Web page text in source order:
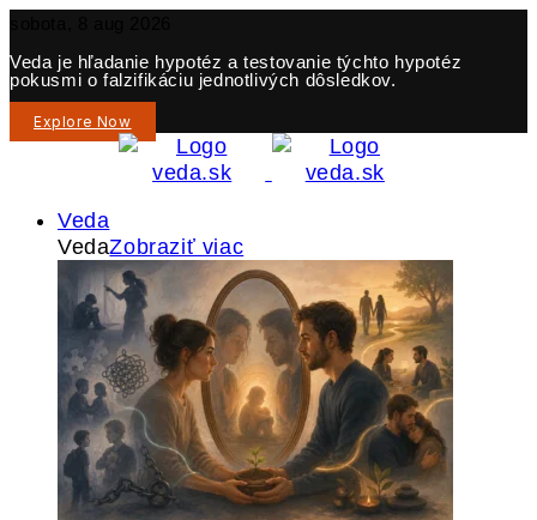
Veda je hľadanie hypotéz a testovanie týchto hypotéz
pokusmi o falzifikáciu jednotlivých dôsledkov.
Explore Now
Veda
VedaZobraziť viac